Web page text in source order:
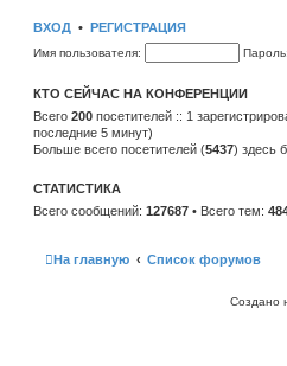
н
м
о
б
щ
е
ю
т
к
о
с
л
е
д
н
у
о
е
ВХОД • РЕГИСТРАЦИЯ
Имя пользователя: Пароль:
КТО СЕЙЧАС НА КОНФЕРЕНЦИИ
Всего 200 посетителей :: 1
последние 5 минут)
Больше всего посетителей (5437) здесь
СТАТИСТИКА
Всего сообщений: 127687 • Всего тем:
На главную Список форумов
Создано